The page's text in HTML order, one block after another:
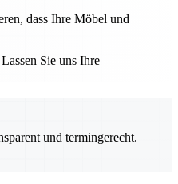
dass Ihre Möbel und
Sie uns Ihre
und termingerecht.